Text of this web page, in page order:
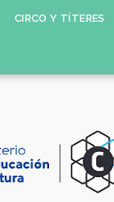
CIRCO Y TÍTERES